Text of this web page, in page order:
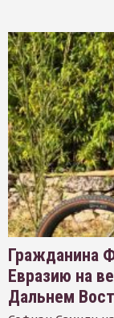
Гражданина
Евразию на
Дальнем